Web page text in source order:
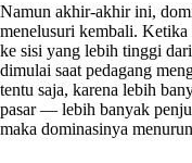
Namun akhir-akhir ini,
menelusuri kembali.
ke sisi yang lebih tinggi
dimulai saat pedagang
tentu saja, karena lebih
pasar — lebih banyak
maka dominasinya